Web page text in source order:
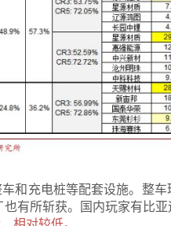
和充电桩等配套设施。整
有所斩获。国内玩家有比亚